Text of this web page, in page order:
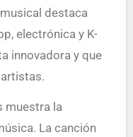
destaca
electrónica y K-
innovadora y que
muestra la
La canción